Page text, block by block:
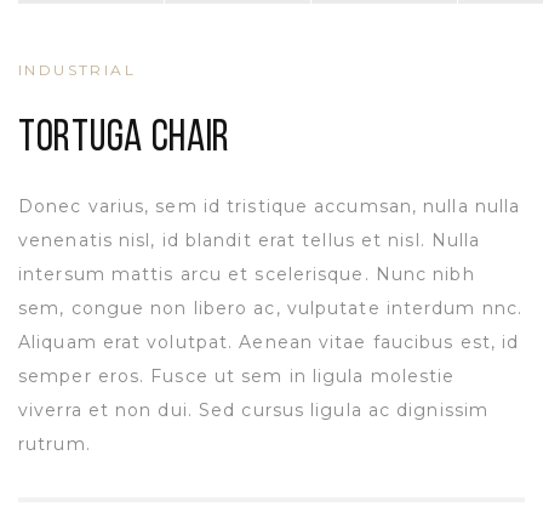
INDUSTRIAL
TORTUGA CHAIR
Donec varius, sem id tristique accumsan, nulla nulla
venenatis nisl, id blandit erat tellus et nisl. Nulla
intersum mattis arcu et scelerisque. Nunc nibh
sem, congue non libero ac, vulputate interdum nnc.
Aliquam erat volutpat. Aenean vitae faucibus est, id
semper eros. Fusce ut sem in ligula molestie
viverra et non dui. Sed cursus ligula ac dignissim
rutrum.